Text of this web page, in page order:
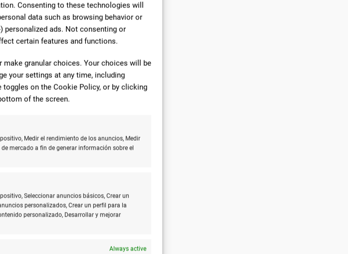
Consenting to these technologies will
data such as browsing behavior or
personalized ads. Not consenting or
certain features and functions.
granular choices. Your choices will be
your settings at any time, including
on the Cookie Policy, or by clicking
of the screen.
Medir el rendimiento de los anuncios, Medir
mercado a fin de generar información sobre el
Seleccionar anuncios básicos, Crear un
personalizados, Crear un perfil para la
personalizado, Desarrollar y mejorar
Always active
2
cita previa. Me
aparece aquí en
Entiendo que cada
pilladísimos de
gusta tanto el
GRACIAS